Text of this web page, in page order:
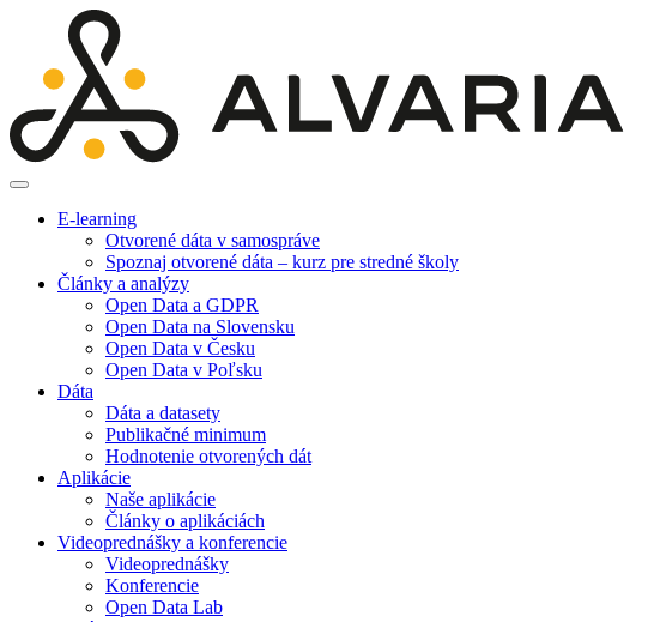
E-learning
Otvorené dáta v samospráve
Spoznaj otvorené dáta – kurz pre stredné školy
Články a analýzy
Open Data a GDPR
Open Data na Slovensku
Open Data v Česku
Open Data v Poľsku
Dáta
Dáta a datasety
Publikačné minimum
Hodnotenie otvorených dát
Aplikácie
Naše aplikácie
Články o aplikáciách
Videoprednášky a konferencie
Videoprednášky
Konferencie
Open Data Lab